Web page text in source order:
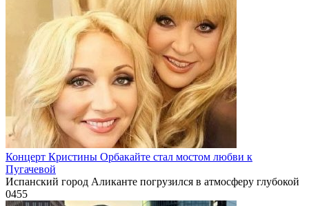
Концерт Кристины Орбакайте стал мостом любви к
Пугачевой
Испанский город Аликанте погрузился в атмосферу глубокой
0455